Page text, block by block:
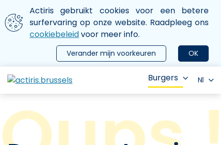
Aller au contenu principal
We gebruiken cookies
Actiris gebruikt cookies voor een betere
surfervaring op onze website. Raadpleeg ons
cookiebeleidvoor meer info.
OK
Verander mijn voorkeuren
le menu
Burgers Nl